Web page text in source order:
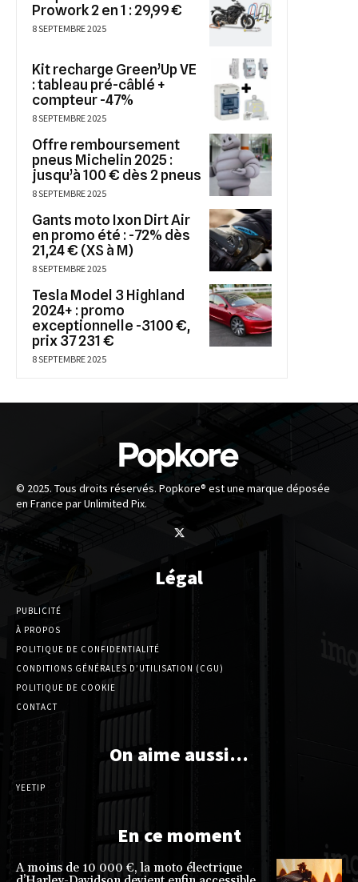
Prowork 2 en 1 : 29,99 €
8 SEPTEMBRE 2025
Kit recharge Green’Up VE
: tableau pré-câblé +
compteur -47%
8 SEPTEMBRE 2025
Offre remboursement
pneus Michelin 2025 :
jusqu’à 100 € dès 2 pneus
8 SEPTEMBRE 2025
Gants moto Ixon Dirt Air
en promo été : -72% dès
21,24 € (XS à M)
8 SEPTEMBRE 2025
Tesla Model 3 Highland
2024+ : promo
exceptionnelle -3100 €,
prix 37 231 €
8 SEPTEMBRE 2025
© 2025. Tous droits réservés. Popkore® est une marque déposée
en France par Unlimited Pix.
Légal
PUBLICITÉ
À PROPOS
POLITIQUE DE CONFIDENTIALITÉ
CONDITIONS GÉNÉRALES D’UTILISATION (CGU)
POLITIQUE DE COOKIE
CONTACT
On aime aussi…
YEETIP
En ce moment
A moins de 10 000 €, la moto électrique